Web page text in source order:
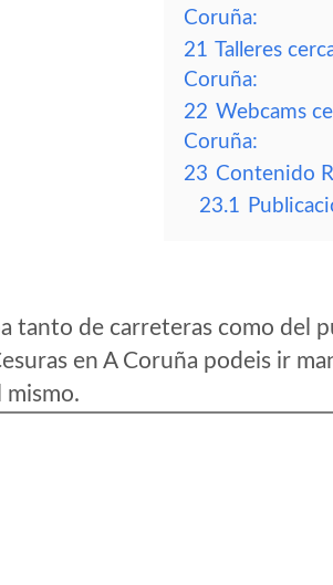
Coruña:
21 Talleres
Coruña:
22 Webcams
Coruña:
23 Contenido
23.1
tanto de carreteras como del
en A Coruña podeis ir
mismo.